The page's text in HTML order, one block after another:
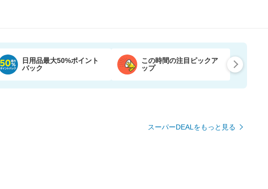
日用品最大50%ポイント
バック
この時間の注目ピックア
ップ
スーパーDEALをもっと見る